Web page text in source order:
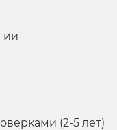
(2-5 лет)